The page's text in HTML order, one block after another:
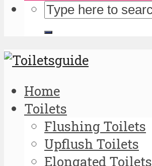
Home
Toilets
Flushing Toilets
Upflush Toilets
Elongated Toilets